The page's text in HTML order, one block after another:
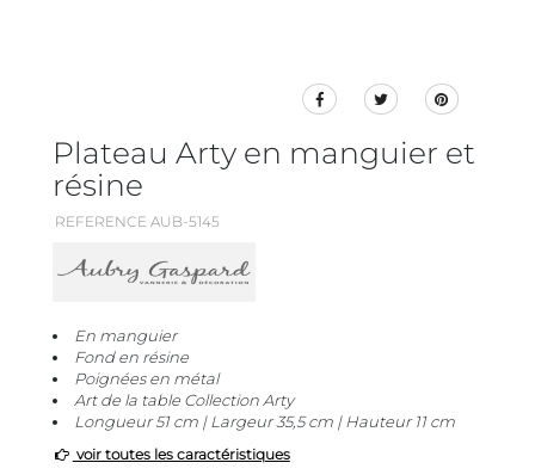
Plateau Arty en manguier et
résine
REFERENCE AUB-5145
En manguier
Fond en résine
Poignées en métal
Art de la table Collection Arty
Longueur 51 cm | Largeur 35,5 cm | Hauteur 11 cm
voir toutes les caractéristiques